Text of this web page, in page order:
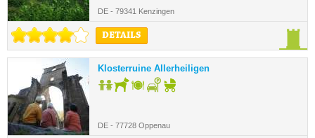
DE - 79341 Kenzingen
DETAILS
Klosterruine Allerheiligen
DE - 77728 Oppenau